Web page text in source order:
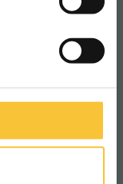
où la
toujours à